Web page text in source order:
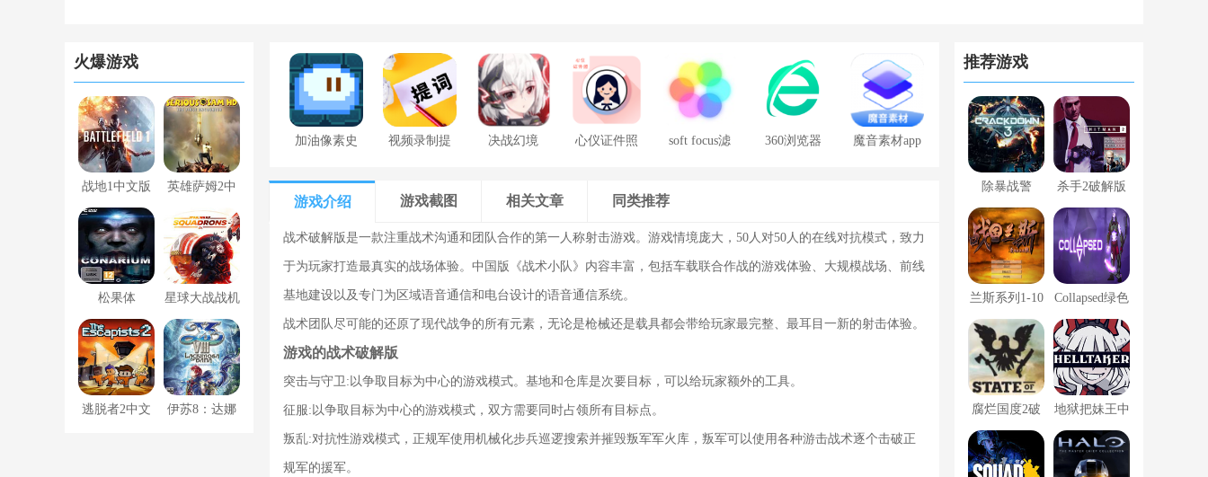
火爆游戏
战地1中文版
下载 破解版
英雄萨姆2中
文版 完整破
解版
松果体 星球大战战机
中队简体中文
版下载 百度
云资源 Steam
破解版
逃脱者2中文 伊苏8：达娜
加油像素史
新版
视频录制提 决战幻境 心仪证件照 soft focus滤 360浏览器 魔音素材app
游戏介绍 游戏截图 相关文章 同类推荐
战术破解版是一款注重战术沟通和团队合作的第一人称射击游戏。游戏情境庞大，50人对50人的在线对抗模式，致力
于为玩家打造最真实的战场体验。中国版《战术小队》内容丰富，包括车载联合作战的游戏体验、大规模战场、前线
基地建设以及专门为区域语音通信和电台设计的语音通信系统。
战术团队尽可能的还原了现代战争的所有元素，无论是枪械还是载具都会带给玩家最完整、最耳目一新的射击体验。
游戏的战术破解版
突击与守卫:以争取目标为中心的游戏模式。基地和仓库是次要目标，可以给玩家额外的工具。
征服:以争取目标为中心的游戏模式，双方需要同时占领所有目标点。
叛乱:对抗性游戏模式，正规军使用机械化步兵巡逻搜索并摧毁叛军军火库，叛军可以使用各种游击战术逐个击破正
规军的援军。
推荐游戏
除暴战警
3(Crackdown
3) 破解版 中
文版
杀手2破解版
下载 中文版
兰斯系列1-10
合集汉化免安
装版下载 含
修改器 百度
云+天翼云资
源
Collapsed绿色
下载 破解版
腐烂国度2破
解版下载 含
联机补丁 巨
地狱把妹王中
文版下载 附
汉化补丁 破